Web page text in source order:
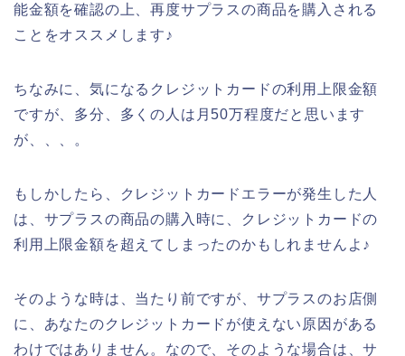
能金額を確認の上、再度サプラスの商品を購入される
ことをオススメします♪
ちなみに、気になるクレジットカードの利用上限金額
ですが、多分、多くの人は月50万程度だと思います
が、、、。
もしかしたら、クレジットカードエラーが発生した人
は、サプラスの商品の購入時に、クレジットカードの
利用上限金額を超えてしまったのかもしれませんよ♪
そのような時は、当たり前ですが、サプラスのお店側
に、あなたのクレジットカードが使えない原因がある
わけではありません。なので、そのような場合は、サ